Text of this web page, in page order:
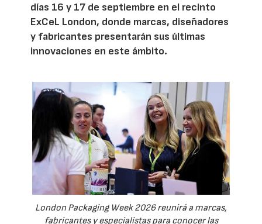
días 16 y 17 de septiembre en el recinto
ExCeL London, donde marcas, diseñadores
y fabricantes presentarán sus últimas
innovaciones en este ámbito.
London Packaging Week 2026 reunirá a marcas,
fabricantes y especialistas para conocer las